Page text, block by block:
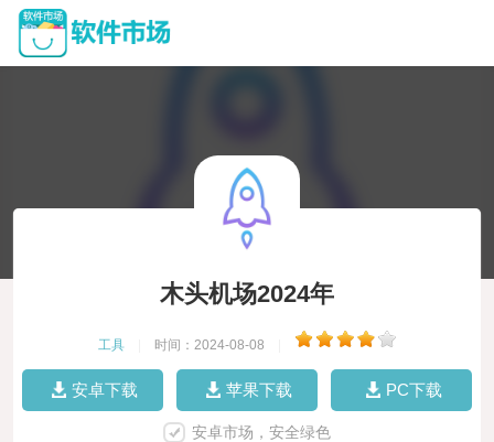
木头机场2024年
工具 时间：2024-08-08
安卓下载 苹果下载 PC下载
安卓市场，安全绿色